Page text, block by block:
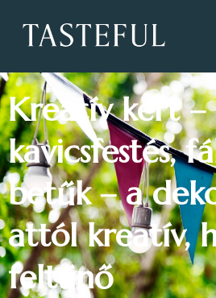
Kreatív kert –
kavicsfestés,
betűk – a
attól kreatív,
feltűnő